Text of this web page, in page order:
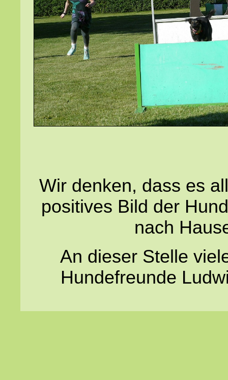
Wir denken, dass es
positives Bild der
nach
An dieser Stelle
Hundefreunde